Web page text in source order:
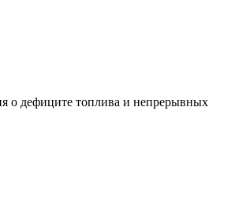
о дефиците топлива и непрерывных